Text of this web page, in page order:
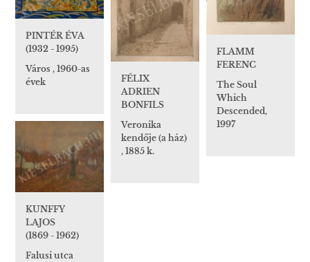
FLAMM
FERENC
The Soul
Which
Descended,
1997
FÉLIX
ADRIEN
BONFILS
Veronika
kendője (a ház)
, 1885 k.
PINTÉR ÉVA
(1932 - 1995)
Város , 1960-as
évek
KUNFFY
LAJOS
(1869 - 1962)
Falusi utca